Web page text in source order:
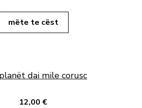
mëte te cëst
12,00 €